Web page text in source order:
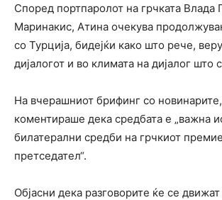
Според портпаролот на грчката Влада
Маринакис, Атина очекува
со Турција, бидејќи како што рече,
дијалогот и во климата на дијалог што
На вчерашниот брифинг со
коментираше дека средбата е „важна
билатерални средби на грчкиот
претседател“.
Објасни дека разговорите ќе се